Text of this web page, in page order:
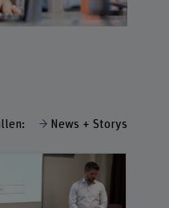
News + Storys